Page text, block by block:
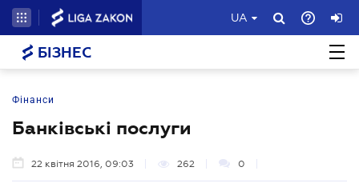
UA
БІЗНЕС
Фінанси
Банківські послуги
22 квітня 2016, 09:03 262 0